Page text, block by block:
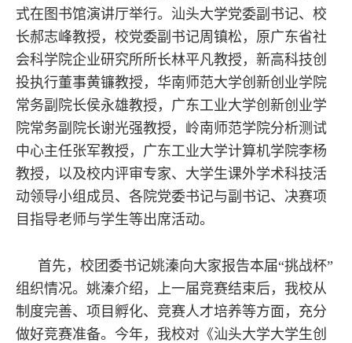
式在图书馆演讲厅举行。汕头大学党委副书记、校
长郝志峰教授，校党委副书记周镇松，原广东省社
会科学院企业研究所所长林平凡教授，新高科技创
投执行董事黄镰教授，华南师范大学创新创业学院
常务副院长侯永雄教授，广东工业大学创新创业学
院常务副院长谢光强教授，岭南师范学院分析测试
中心主任张军教授，广东工业大学计算机学院李杨
教授，以及校内评审专家、大学生课外学术科技活
动领导小组成员、各院党委书记与副书记、决赛项
目指导老师与学生等出席活动。
首先，校团委书记姚溱向大家报告本届“挑战杯”
组织情况。姚溱介绍，上一届竞赛结束后，我校从
制度完善、项目孵化、竞赛人才培养等方面，充分
做好竞赛准备。今年，我校对《汕头大学大学生创